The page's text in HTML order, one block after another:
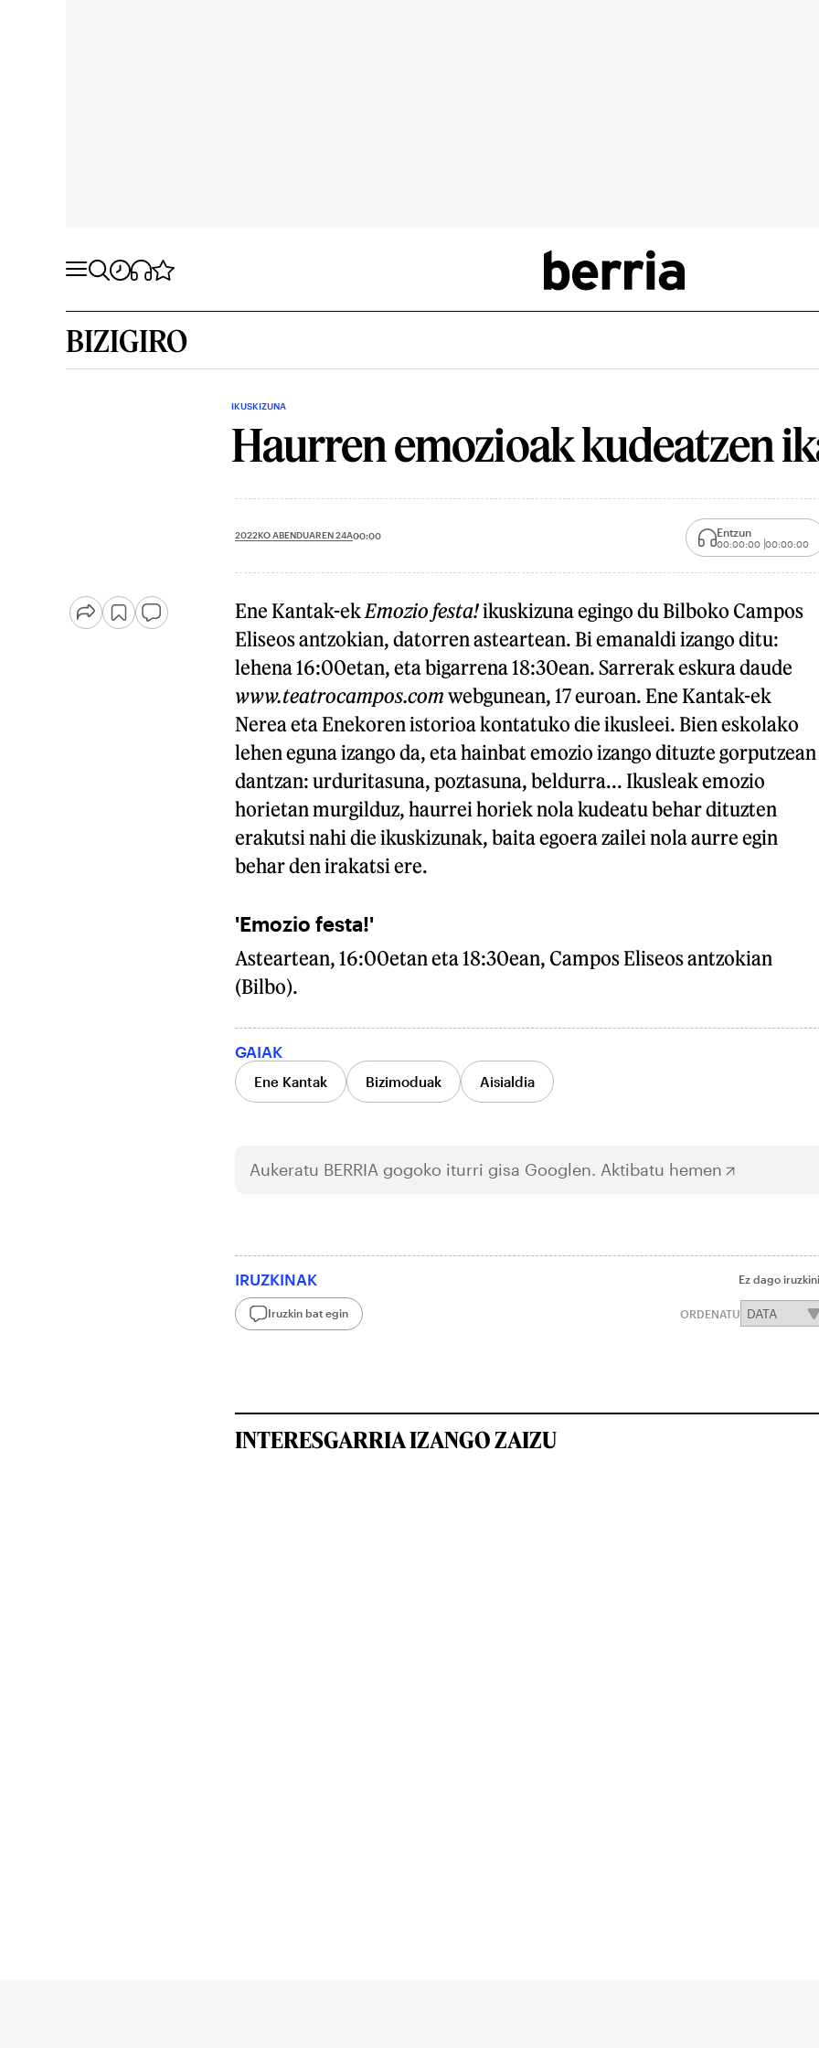
BIZIGIRO
IKUSKIZUNA
Haurren emozioak kudeatzen
2022KO ABENDUAREN 24A00:00 Entzun
00:00:00 00:00:00
Ene Kantak-ek Emozio festa!ikuskizuna egingo du Bilboko Campos
Eliseos antzokian, datorren asteartean. Bi emanaldi izango ditu:
lehena 16:00etan, eta bigarrena 18:30ean. Sarrerak eskura daude
www.teatrocampos.com webgunean, 17 euroan. Ene Kantak-ek
Nerea eta Enekoren istorioa kontatuko die ikusleei. Bien eskolako
lehen eguna izango da, eta hainbat emozio izango dituzte gorputzean
dantzan: urduritasuna, poztasuna, beldurra... Ikusleak emozio
horietan murgilduz, haurrei horiek nola kudeatu behar dituzten
erakutsi nahi die ikuskizunak, baita egoera zailei nola aurre egin
behar den irakatsi ere.
'Emozio festa!'
Asteartean, 16:00etan eta 18:30ean, Campos Eliseos antzokian
(Bilbo).
GAIAK
Ene Kantak Bizimoduak Aisialdia
Aukeratu BERRIA gogoko iturri gisa Googlen. Aktibatu hemen
IRUZKINAK Ez dago
Iruzkin bat egin ORDENATU
INTERESGARRIA IZANGO ZAIZU